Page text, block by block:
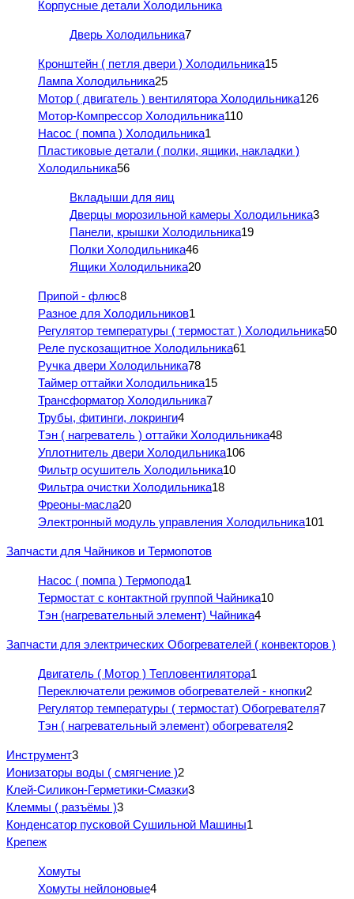
Корпусные детали Холодильника
Дверь Холодильника7
Кронштейн ( петля двери ) Холодильника15
Лампа Холодильника25
Мотор ( двигатель ) вентилятора Холодильника126
Мотор-Компрессор Холодильника110
Насос ( помпа ) Холодильника1
Пластиковые детали ( полки, ящики, накладки )
Холодильника56
Вкладыши для яиц
Дверцы морозильной камеры Холодильника3
Панели, крышки Холодильника19
Полки Холодильника46
Ящики Холодильника20
Припой - флюс8
Разное для Холодильников1
Регулятор температуры ( термостат ) Холодильника50
Реле пускозащитное Холодильника61
Ручка двери Холодильника78
Таймер оттайки Холодильника15
Трансформатор Холодильника7
Трубы, фитинги, локринги4
Тэн ( нагреватель ) оттайки Холодильника48
Уплотнитель двери Холодильника106
Фильтр осушитель Холодильника10
Фильтра очистки Холодильника18
Фреоны-масла20
Электронный модуль управления Холодильника101
Запчасти для Чайников и Термопотов
Насос ( помпа ) Термопода1
Термостат с контактной группой Чайника10
Тэн (нагревательный элемент) Чайника4
Запчасти для электрических Обогревателей ( конвекторов )
Двигатель ( Мотор ) Тепловентилятора1
Переключатели режимов обогревателей - кнопки2
Регулятор температуры ( термостат) Обогревателя7
Тэн ( нагревательный элемент) обогревателя2
Инструмент3
Ионизаторы воды ( смягчение )2
Клей-Силикон-Герметики-Смазки3
Клеммы ( разъёмы )3
Конденсатор пусковой Сушильной Машины1
Крепеж
Хомуты
Хомуты нейлоновые4